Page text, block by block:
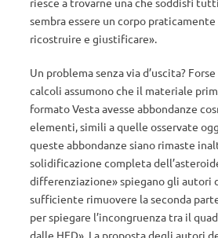
sembra essere un corpo
ricostruire e giustificare».
Un problema senza via d’uscita?
calcoli assumono che il materiale
formato Vesta avesse abbondanze
elementi, simili a quelle osservate
queste abbondanze siano rimaste
solidificazione completa
differenziazione» spiegano gli autori
sufficiente rimuovere la seconda
per spiegare l’incongruenza tra il
dalle HED». La proposta degli autori